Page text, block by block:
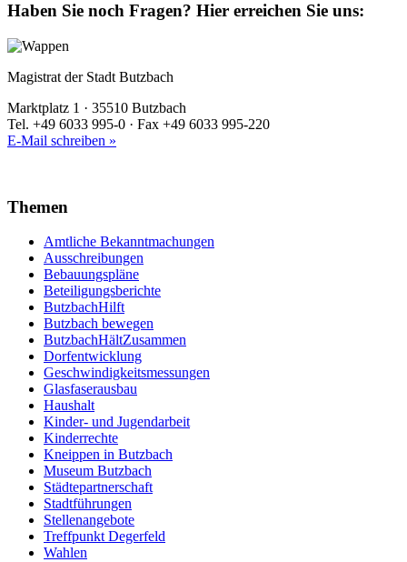
Haben Sie noch Fragen? Hier erreichen Sie uns:
Magistrat der Stadt Butzbach
Marktplatz 1 · 35510 Butzbach
Tel. +49 6033 995-0 · Fax +49 6033 995-220
E-Mail schreiben »
Themen
Amtliche Bekanntmachungen
Ausschreibungen
Bebauungspläne
Beteiligungsberichte
ButzbachHilft
Butzbach bewegen
ButzbachHältZusammen
Dorfentwicklung
Geschwindigkeitsmessungen
Glasfaserausbau
Haushalt
Kinder- und Jugendarbeit
Kinderrechte
Kneippen in Butzbach
Museum Butzbach
Städtepartnerschaft
Stadtführungen
Stellenangebote
Treffpunkt Degerfeld
Wahlen